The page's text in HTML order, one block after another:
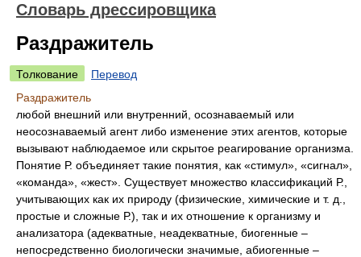
Словарь дрессировщика
Раздражитель
Толкование
Перевод
Раздражитель
любой внешний или внутренний, осознаваемый или
неосознаваемый агент либо изменение этих агентов, которые
вызывают наблюдаемое или скрытое реагирование организма.
Понятие Р. объединяет такие понятия, как «стимул», «сигнал»,
«команда», «жест». Существует множество классификаций Р.,
учитывающих как их природу (физические, химические и т. д.,
простые и сложные Р.), так и их отношение к организму и
анализатора (адекватные, неадекватные, биогенные –
непосредственно биологически значимые, абиогенные –